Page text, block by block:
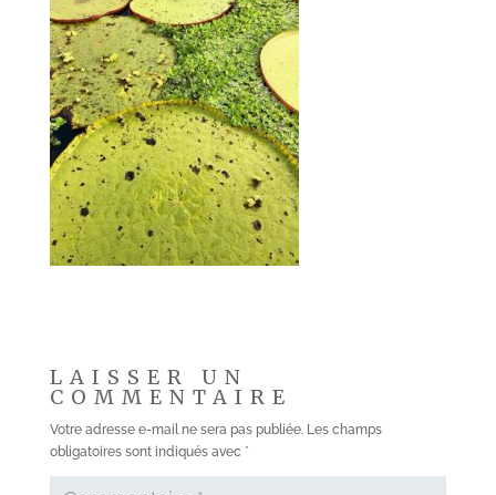
LAISSER UN
COMMENTAIRE
Votre adresse e-mail ne sera pas publiée. Les champs
obligatoires sont indiqués avec *